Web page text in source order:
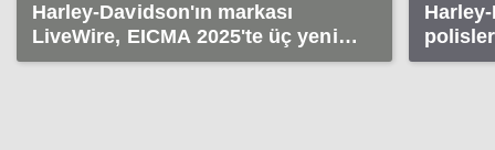
Harley-Davidson'ın markası
LiveWire, EICMA 2025'te üç yeni
model sergiledi